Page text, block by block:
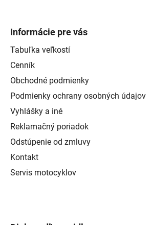
Informácie pre vás
Tabuľka veľkostí
Cenník
Obchodné podmienky
Podmienky ochrany osobných údajov
Vyhlášky a iné
Reklamačný poriadok
Odstúpenie od zmluvy
Kontakt
Servis motocyklov